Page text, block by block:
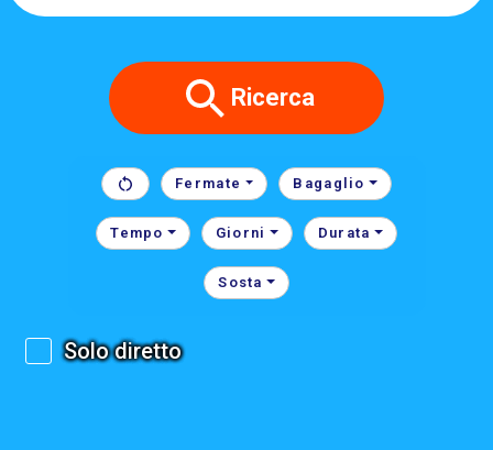
Ricerca
Fermate Bagaglio
Tempo Giorni Durata
Sosta
Solo diretto